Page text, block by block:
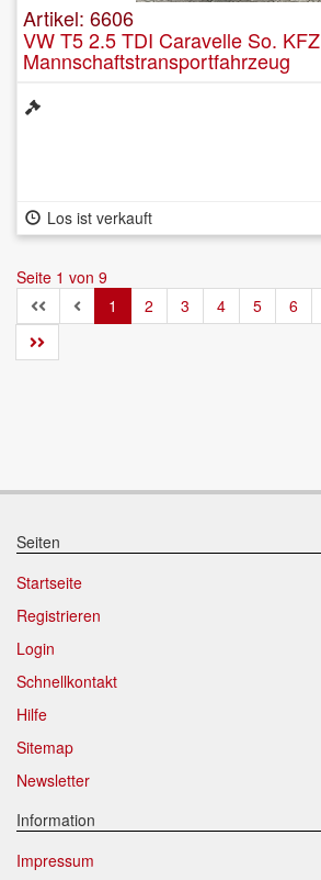
Artikel: 6606
VW T5 2.5 TDI Caravelle So. KFZ
Mannschaftstransportfahrzeug
Los ist verkauft
Seite 1 von 9
1
2 3 4 5 6
Seiten
Startseite
Registrieren
Login
Schnellkontakt
Hilfe
Sitemap
Newsletter
Information
Impressum